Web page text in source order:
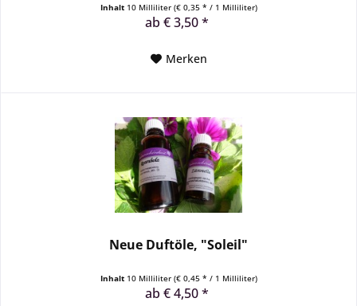
Inhalt 10 Milliliter (€ 0,35 * / 1 Milliliter)
ab € 3,50 *
Merken
Neue Duftöle, "Soleil"
Inhalt 10 Milliliter (€ 0,45 * / 1 Milliliter)
ab € 4,50 *